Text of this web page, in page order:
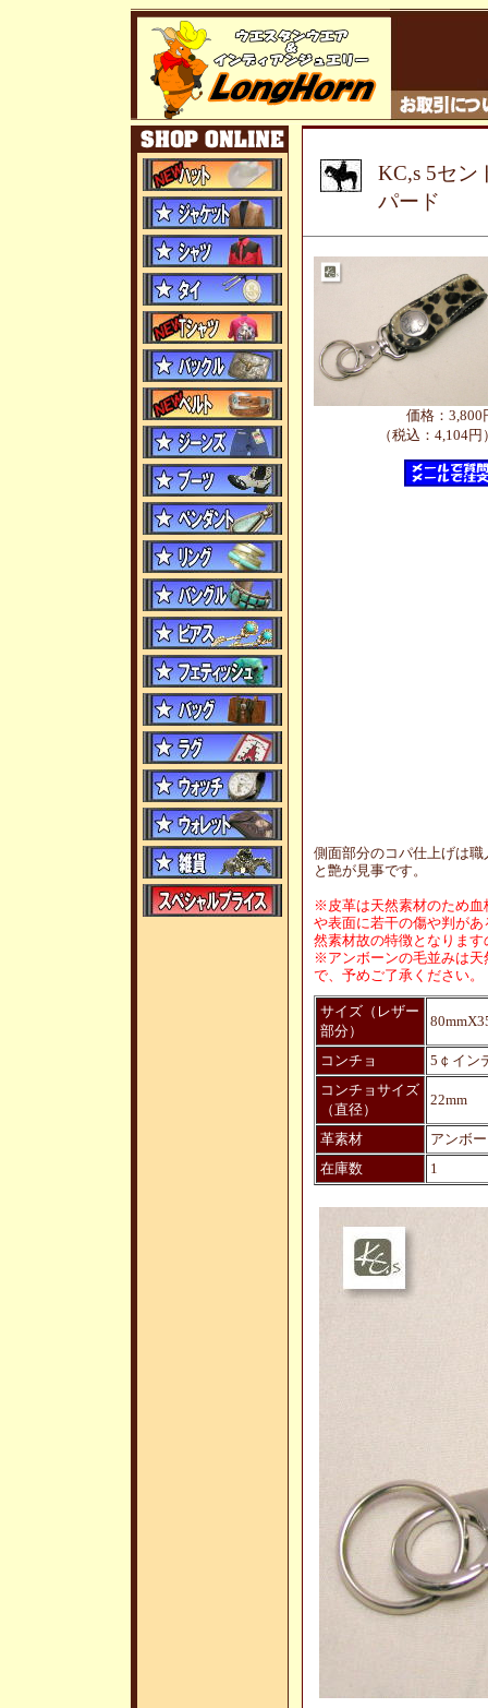
KC,s 5セン
パード
価格：3,800
（税込：4,104円
側面部分のコパ仕上げは
と艶が見事です。
※皮革は天然素材のため血
や表面に若干の傷や判が
然素材故の特徴となりま
※アンボーンの毛並みは天
で、予めご了承ください。
サイズ（レザー
部分）
コンチョ
5￠イン
コンチョサイズ
（直径）
22mm
革素材
アンボ
在庫数
1